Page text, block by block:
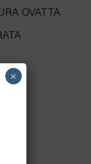
OVATTA
×